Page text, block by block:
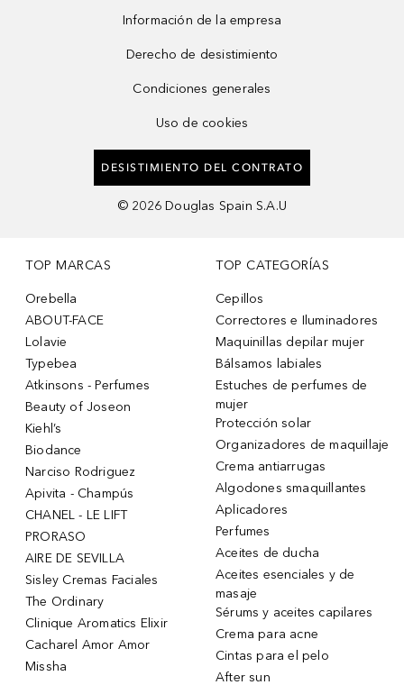
Información de la empresa
Derecho de desistimiento
Condiciones generales
Uso de cookies
DESISTIMIENTO DEL CONTRATO
© 2026 Douglas Spain S.A.U
TOP MARCAS
Orebella
ABOUT-FACE
Lolavie
Typebea
Atkinsons - Perfumes
Beauty of Joseon
Kiehl’s
Biodance
Narciso Rodriguez
Apivita - Champús
CHANEL - LE LIFT
PRORASO
AIRE DE SEVILLA
Sisley Cremas Faciales
The Ordinary
Clinique Aromatics Elixir
Cacharel Amor Amor
Missha
TOP CATEGORÍAS
Cepillos
Correctores e Iluminadores
Maquinillas depilar mujer
Bálsamos labiales
Estuches de perfumes de
mujer
Protección solar
Organizadores de maquillaje
Crema antiarrugas
Algodones smaquillantes
Aplicadores
Perfumes
Aceites de ducha
Aceites esenciales y de
masaje
Sérums y aceites capilares
Crema para acne
Cintas para el pelo
After sun